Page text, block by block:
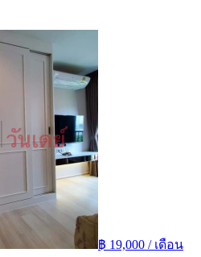
฿ 19,000 / เดือน